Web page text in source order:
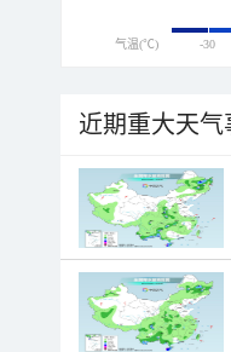
气温(℃) -30
近期重大天气